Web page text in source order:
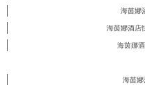
海茵娜
海茵娜酒店
海茵娜
海茵娜